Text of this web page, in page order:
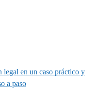
en un caso práctico y
a paso